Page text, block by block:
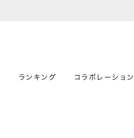
ランキング コラボレーション